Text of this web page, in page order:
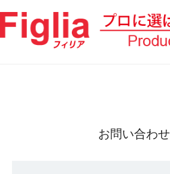
お問い合わせ